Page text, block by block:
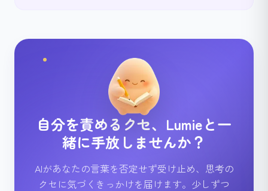
自分を責めるクセ、Lumieと一
緒に手放しませんか？
AIがあなたの言葉を否定せず受け止め、思考の
クセに気づくきっかけを届けます。少しずつ